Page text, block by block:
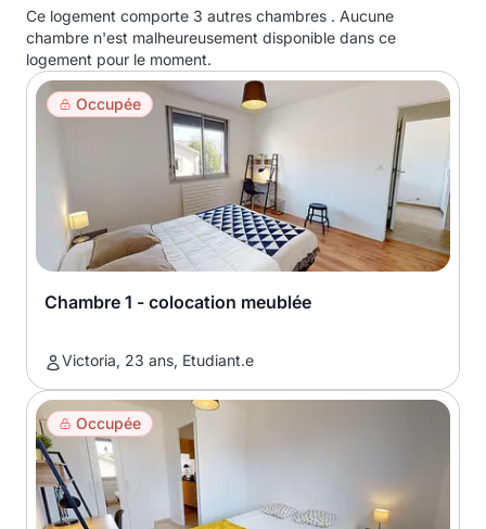
Ce logement comporte 3 autres chambres . Aucune
chambre n'est malheureusement disponible dans ce
logement pour le moment.
Occupée
Chambre 1 - colocation meublée
Victoria, 23 ans, Etudiant.e
Occupée